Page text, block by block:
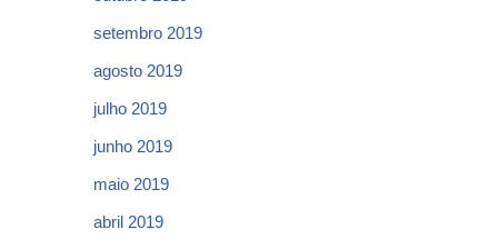
setembro 2019
agosto 2019
julho 2019
junho 2019
maio 2019
abril 2019